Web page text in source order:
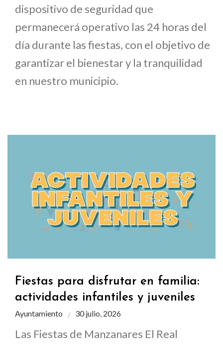
dispositivo de seguridad que
permanecerá operativo las 24 horas del
día durante las fiestas, con el objetivo de
garantizar el bienestar y la tranquilidad
en nuestro municipio.
Fiestas para disfrutar en familia:
actividades infantiles y juveniles
Ayuntamiento 30 julio, 2026
Las Fiestas de Manzanares El Real